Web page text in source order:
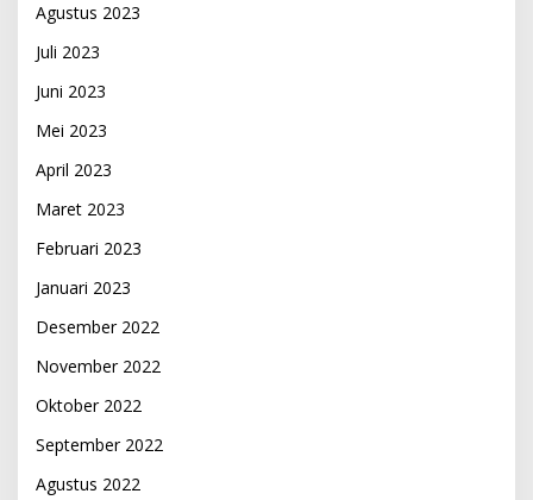
Agustus 2023
Juli 2023
Juni 2023
Mei 2023
April 2023
Maret 2023
Februari 2023
Januari 2023
Desember 2022
November 2022
Oktober 2022
September 2022
Agustus 2022